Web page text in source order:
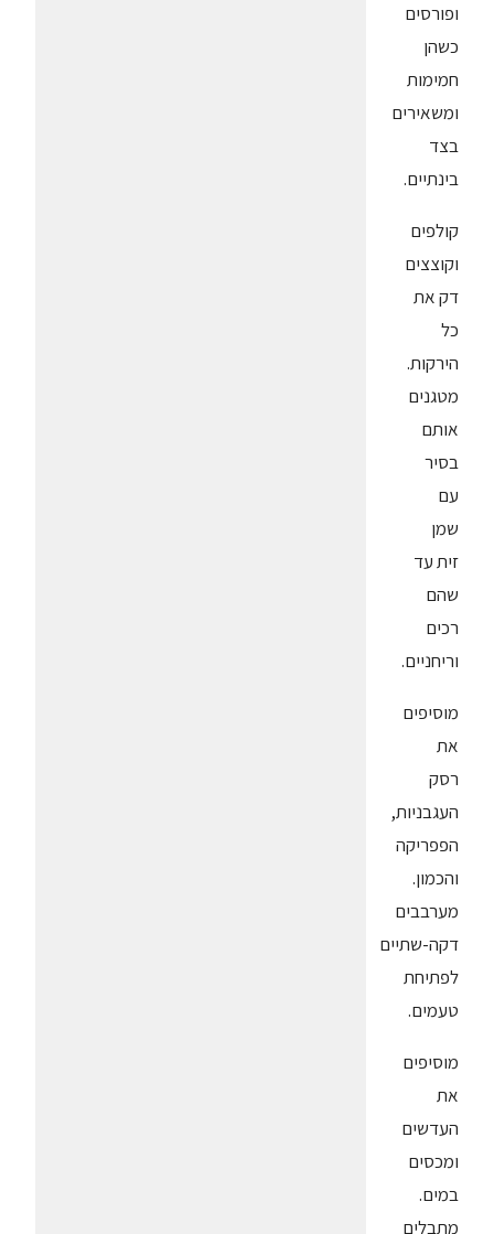
ופורסים
כשהן
חמימות
ומשאירים
בצד
בינתיים.
קולפים
וקוצצים
דק את
כל
הירקות.
מטגנים
אותם
בסיר
עם
שמן
זית עד
שהם
רכים
וריחניים.
מוסיפים
את
רסק
העגבניות,
הפפריקה
והכמון.
מערבבים
דקה-שתיים
לפתיחת
טעמים.
מוסיפים
את
העדשים
ומכסים
במים.
מתבלים